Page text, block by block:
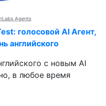
голосовой AI Агент,
английского
с новым AI
в любое время